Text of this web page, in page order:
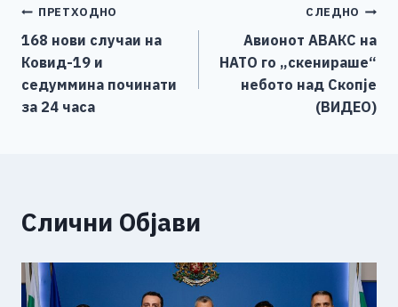
b
o
o
k
n
g
er
Li
n
k
Навигација
на
напис
ПРЕТХОДНО
168 нови случаи на
Ковид-19 и
седуммина починати
за 24 часа
СЛЕДНО
Авионот АВАКС на
НАТО го „скенираше“
небото над Скопје
(ВИДЕО)
Слични Објави